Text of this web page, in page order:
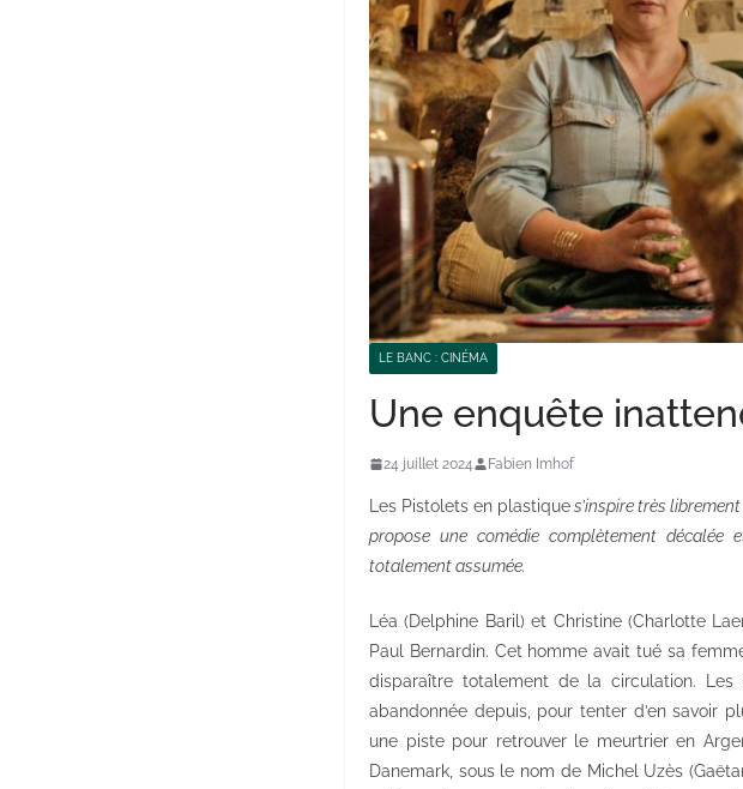
LE BANC : CINÉMA
Une enquête
24 juillet 2024 Fabien Imhof
Les Pistolets en plastiques’inspire très
propose une comédie complètement décalée
totalement assumée.
Léa (Delphine Baril) et Christine (Charlotte
Paul Bernardin. Cet homme avait tué sa
disparaître totalement de la circulation.
abandonnée depuis, pour tenter d’en savoir
une piste pour retrouver le meurtrier en
Danemark, sous le nom de Michel Uzès